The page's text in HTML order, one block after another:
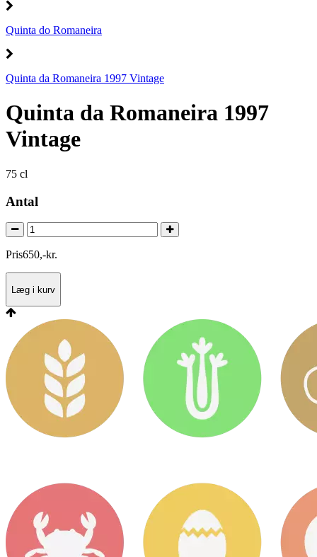
Quinta do Romaneira
Quinta da Romaneira 1997 Vintage
Quinta da Romaneira 1997
Vintage
75 cl
Antal
Pris650,-kr.
Læg i kurv